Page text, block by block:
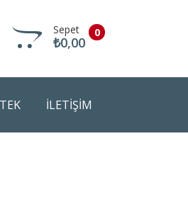
0
Sepet
₺0,00
İLETİŞİM